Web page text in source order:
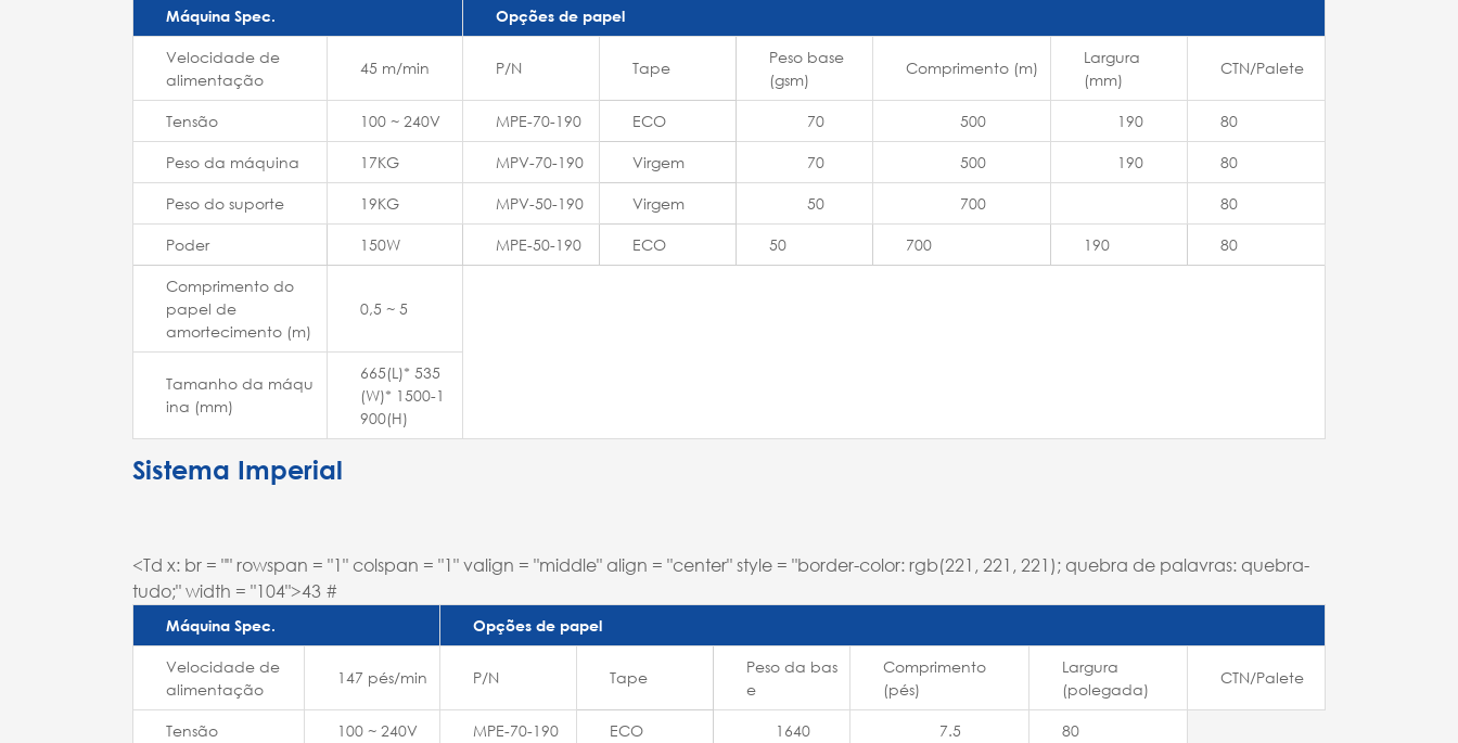
Máquina Spec. Opções de papel
Velocidade de
alimentação
45 m/min P/N Tape
Peso base
(gsm)
Comprimento (m)
Largura
(mm)
CTN/Palete
Tensão 100 ~ 240V MPE-70-190 ECO 70 500 190
80
Peso da máquina
17KG MPV-70-190 Virgem 70 500 190
80
Peso do suporte
19KG MPV-50-190 Virgem 50 700
80
Poder
150W MPE-50-190 ECO 50 700 190
80
Comprimento do
papel de
amortecimento (m)
0,5 ~ 5
Tamanho da máqu
ina (mm)
665(L)* 535
(W)* 1500-1
900(H)
Sistema Imperial
<Td x: br = "" rowspan = "1" colspan = "1" valign = "middle" align = "center" style = "border-color: rgb(221, 221, 221); quebra de palavras: quebra-
tudo;" width = "104">43 #
Máquina Spec. Opções de papel
Velocidade de
alimentação
147 pés/min P/N Tape
Peso da bas
e
Comprimento
(pés)
Largura
(polegada)
CTN/Palete
Tensão 100 ~ 240V MPE-70-190 ECO 1640 7.5
80